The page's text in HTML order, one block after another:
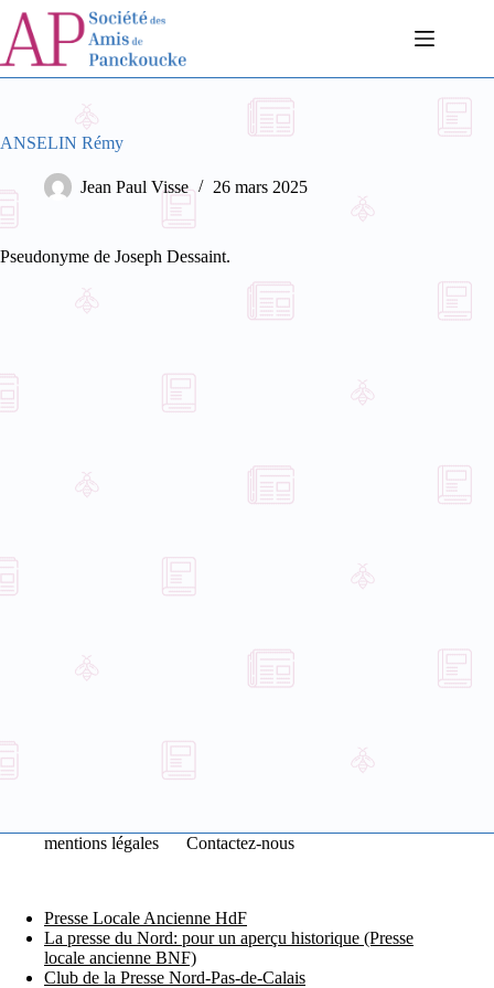
Passer
contenu
ANSELIN Rémy
Jean Paul Visse 26 mars 2025
Pseudonyme de Joseph Dessaint.
mentions légales Contactez-nous
Presse Locale Ancienne HdF
La presse du Nord: pour un aperçu historique (Presse
locale ancienne BNF)
Club de la Presse Nord-Pas-de-Calais